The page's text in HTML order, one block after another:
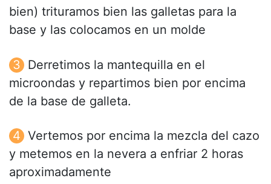
bien) trituramos bien las galletas para la
base y las colocamos en un molde
Derretimos la mantequilla en el
microondas y repartimos bien por encima
de la base de galleta.
Vertemos por encima la mezcla del cazo
y metemos en la nevera a enfriar 2 horas
aproximadamente